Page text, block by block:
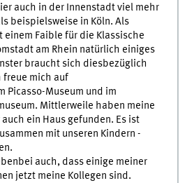
auch in der Innenstadt viel mehr
beispielsweise in Köln. Als
einem Faible für die Klassische
am Rhein natürlich einiges
braucht sich diesbezüglich
freue mich auf
Picasso-Museum und im
Mittlerweile haben meine
ein Haus gefunden. Es ist
mit unseren Kindern -
auch, dass einige meiner
jetzt meine Kollegen sind.